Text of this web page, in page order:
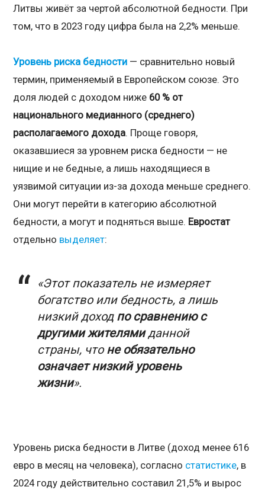
Литвы живёт за чертой абсолютной бедности. При
том, что в 2023 году цифра была на 2,2% меньше.
Уровень риска бедности — сравнительно новый
термин, применяемый в Европейском союзе. Это
доля людей с доходом ниже 60 % от
национального медианного (среднего)
располагаемого дохода. Проще говоря,
оказавшиеся за уровнем риска бедности — не
нищие и не бедные, а лишь находящиеся в
уязвимой ситуации из-за дохода меньше среднего.
Они могут перейти в категорию абсолютной
бедности, а могут и подняться выше. Евростат
отдельно выделяет:
«Этот показатель не измеряет
богатство или бедность, а лишь
низкий доход по сравнению с
другими жителямиданной
страны, чтоне обязательно
означает низкий уровень
жизни».
Уровень риска бедности в Литве (доход менее 616
евро в месяц на человека), согласно статистике, в
2024 году действительно составил 21,5% и вырос